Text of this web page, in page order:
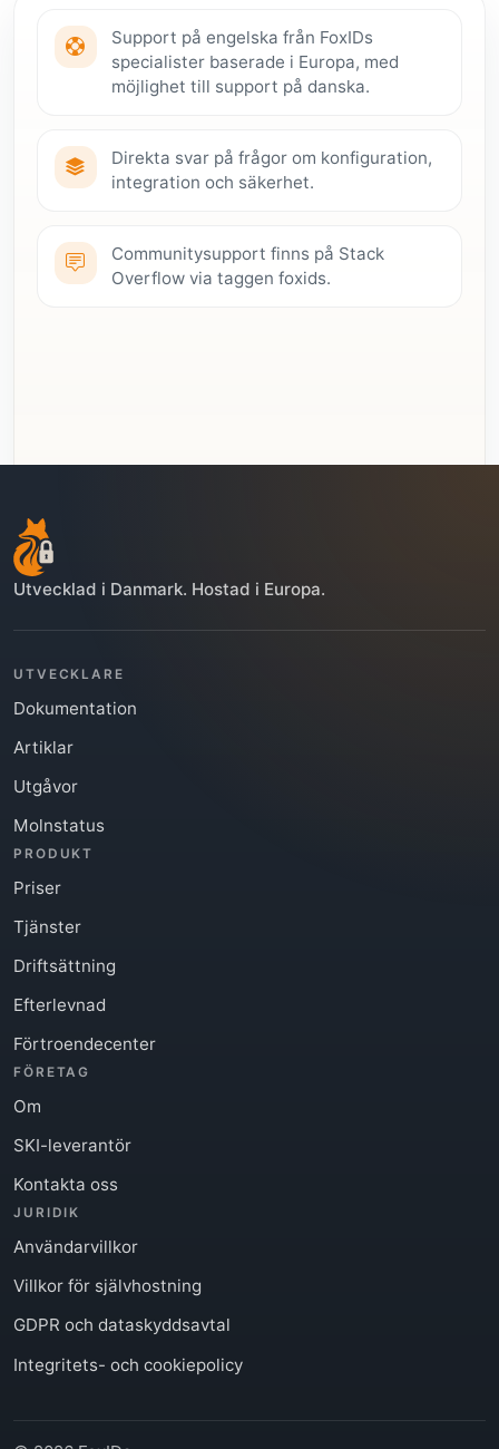
Support på engelska från FoxIDs
specialister baserade i Europa, med
möjlighet till support på danska.
Direkta svar på frågor om konfiguration,
integration och säkerhet.
Communitysupport finns på Stack
Overflow via taggen foxids.
Utvecklad i Danmark. Hostad i Europa.
UTVECKLARE
Dokumentation
Artiklar
Utgåvor
Molnstatus
PRODUKT
Priser
Tjänster
Driftsättning
Efterlevnad
Förtroendecenter
FÖRETAG
Om
SKI-leverantör
Kontakta oss
JURIDIK
Användarvillkor
Villkor för självhostning
GDPR och dataskyddsavtal
Integritets- och cookiepolicy